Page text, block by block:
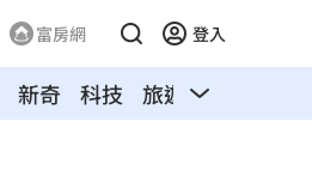
富房網 登入
新奇 科技 旅遊 汽車